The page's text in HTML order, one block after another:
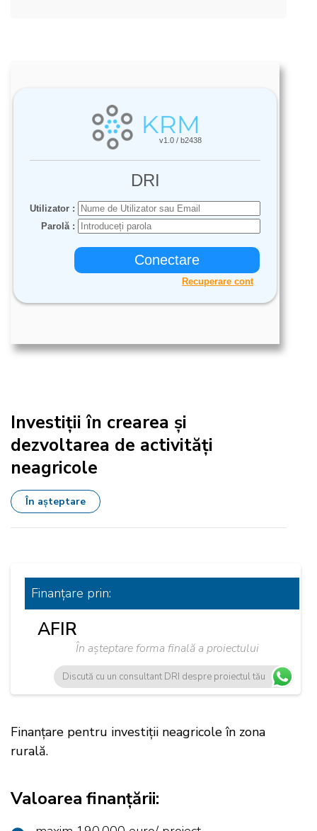
Investiții în crearea și
dezvoltarea de activități
neagricole
În așteptare
Finanțare prin:
AFIR
În așteptare forma finală a proiectului
Discută cu un consultant DRI despre proiectul tău
Finanțare pentru investiții neagricole în zona
rurală.
Valoarea finanțării: